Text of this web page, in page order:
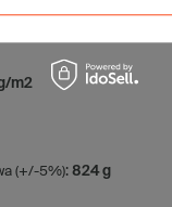
m2
(+/-5%): 824 g